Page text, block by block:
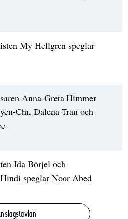
My Hellgren speglar
Anna-Greta Himmer
Chi, Dalena Tran och
Ida Börjel och
speglar Noor Abed